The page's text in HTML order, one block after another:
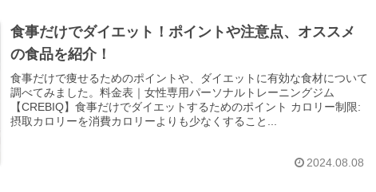
食事だけでダイエット！ポイントや注意点、オススメ
の食品を紹介！
食事だけで痩せるためのポイントや、ダイエットに有効な食材について
調べてみました。料金表｜女性専用パーソナルトレーニングジム
【CREBIQ】食事だけでダイエットするためのポイント カロリー制限:
摂取カロリーを消費カロリーよりも少なくすること...
2024.08.08